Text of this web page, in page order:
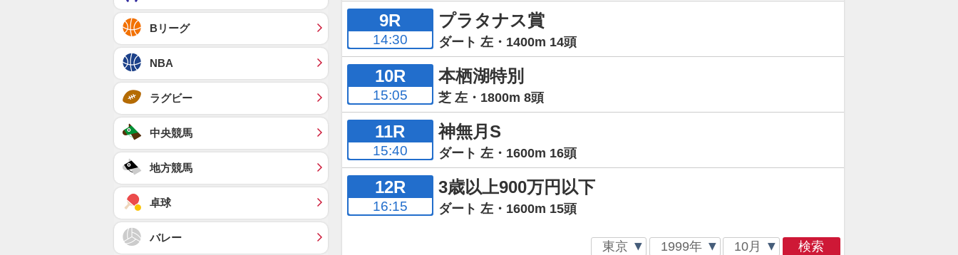
9R
14:30
プラタナス賞
ダート 左・1400m 14頭
10R
15:05
本栖湖特別
芝 左・1800m 8頭
11R
15:40
神無月S
ダート 左・1600m 16頭
12R
16:15
3歳以上900万円以下
ダート 左・1600m 15頭
検索
Bリーグ
NBA
ラグビー
中央競馬
地方競馬
卓球
バレー